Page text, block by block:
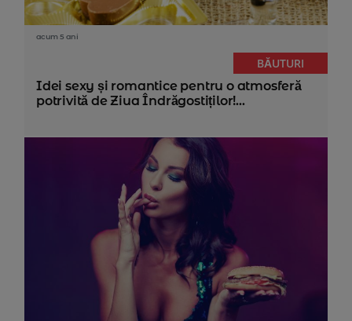
acum 5 ani
BĂUTURI
Idei sexy și romantice pentru o atmosferă
potrivită de Ziua Îndrăgostiților!...